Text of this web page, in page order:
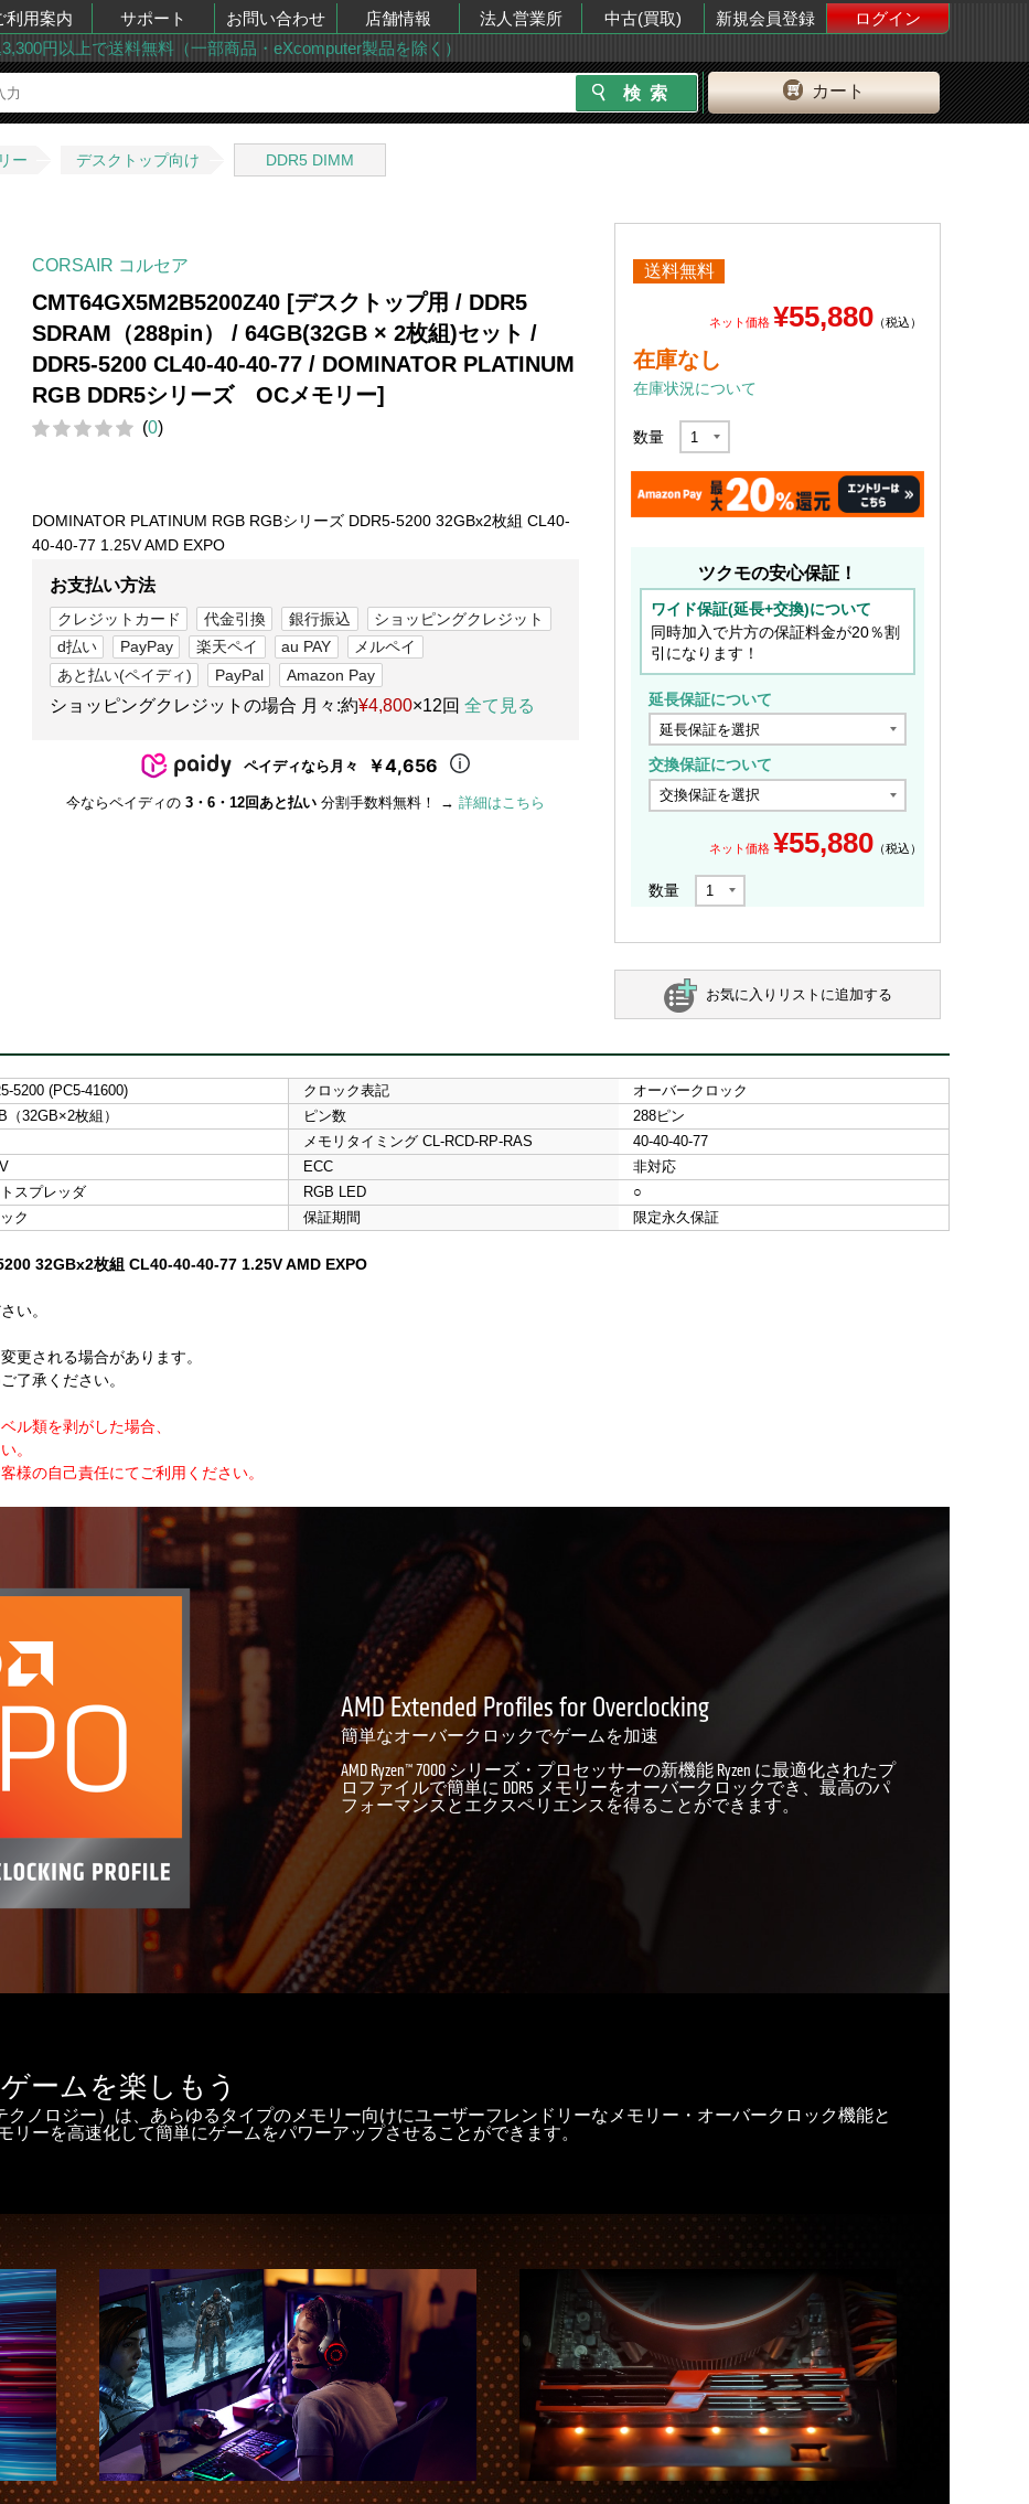
利用案内 サポート お問い合わせ 店舗情報 法人営業所 中古(買取) 新規会員登録
ログイン
円以上で送料無料（一部商品・eXcomputer製品を除く）
カート
ー デスクトップ向け DDR5 DIMM
CORSAIR コルセア
CMT64GX5M2B5200Z40 [デスクトップ用 / DDR5
SDRAM（288pin） / 64GB(32GB × 2枚組)セット /
DDR5-5200 CL40-40-40-77 / DOMINATOR PLATINUM
RGB DDR5シリーズ OCメモリー]
(0)
DOMINATOR PLATINUM RGB RGBシリーズ DDR5-5200 32GBx2枚組 CL40-
40-40-77 1.25V AMD EXPO
お支払い方法
クレジットカード 代金引換 銀行振込
ショッピングクレジット
d払い
PayPay 楽天ペイ au PAY
メルペイ
あと払い(ペイディ)
PayPal Amazon Pay
ショッピングクレジットの場合 月々:約¥4,800×12回 全て見る
ペイディなら月々 ￥4,656
今ならペイディの 3・6・12回あと払い 分割手数料無料！ → 詳細はこちら
送料無料
ネット価格 ¥55,880 （税込）
在庫なし
在庫状況について
数量
ツクモの安心保証！
ワイド保証(延長+交換)について
同時加入で片方の保証料金が20％割
引になります！
延長保証について
交換保証について
ネット価格 ¥55,880 （税込）
数量
お気に入りリストに追加する
5200 (PC5-41600) クロック表記
オーバークロック
（32GB×2枚組） ピン数
288ピン
メモリタイミング CL-RCD-RP-RAS
40-40-40-77
ECC
非対応
スプレッダ RGB LED
○
ク 保証期間 限定永久保証
32GBx2枚組 CL40-40-40-77 1.25V AMD EXPO
い。
更される場合があります。
了承ください。
ル類を剥がした場合、
。
様の自己責任にてご利用ください。
AMD Extended Profiles for Overclocking
簡単なオーバークロックでゲームを加速
AMD Ryzen™ 7000 シリーズ・プロセッサーの新機能 Ryzen に最適化されたプ
ロファイルで簡単に DDR5 メモリーをオーバークロックでき、最高のパ
フォーマンスとエクスペリエンスを得ることができます。
ゲームを楽しもう
EXPO™ テクノロジー）は、あらゆるタイプのメモリー向けにユーザーフレンドリーなメモリー・オーバークロック機能と
リーを高速化して簡単にゲームをパワーアップさせることができます。